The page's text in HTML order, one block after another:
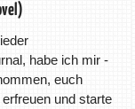
habe ich mir -
euch
und starte